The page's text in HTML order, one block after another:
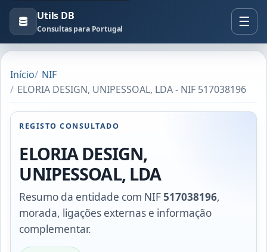
Utils DB
Consultas para Portugal
Início
NIF
ELORIA DESIGN, UNIPESSOAL, LDA - NIF 517038196
REGISTO CONSULTADO
ELORIA DESIGN,
UNIPESSOAL, LDA
Resumo da entidade com NIF517038196,
morada, ligações externas e informação
complementar.